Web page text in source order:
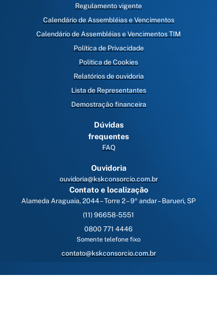
Regulamento vigente
Calendário de Assembléias e Vencimentos
Calendário de Assembléias e Vencimentos TIM
Política de Privacidade
Política de Cookies
Relatórios de ouvidoria
Lista de Representantes
Demostração financeira
Dúvidas
frequentes
FAQ
Ouvidoria
ouvidoria@kskconsorcio.com.br
Contato e localização
Alameda Araguaia, 2044 – Torre 2 – 9º andar – Barueri, SP
(11) 96658-5551
0800 771 4446
Somente telefone fixo
contato@kskconsorcio.com.br